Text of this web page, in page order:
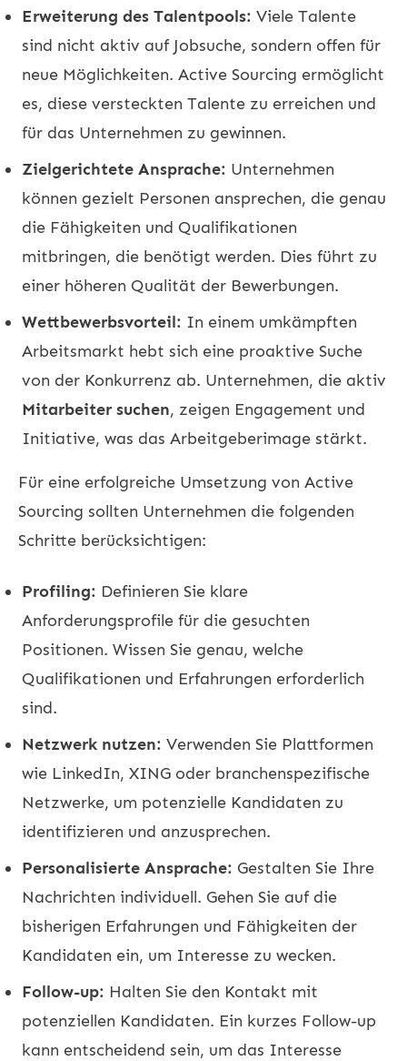
Erweiterung des Talentpools: Viele Talente
sind nicht aktiv auf Jobsuche, sondern offen für
neue Möglichkeiten. Active Sourcing ermöglicht
es, diese versteckten Talente zu erreichen und
für das Unternehmen zu gewinnen.
Zielgerichtete Ansprache: Unternehmen
können gezielt Personen ansprechen, die genau
die Fähigkeiten und Qualifikationen
mitbringen, die benötigt werden. Dies führt zu
einer höheren Qualität der Bewerbungen.
Wettbewerbsvorteil: In einem umkämpften
Arbeitsmarkt hebt sich eine proaktive Suche
von der Konkurrenz ab. Unternehmen, die aktiv
Mitarbeiter suchen, zeigen Engagement und
Initiative, was das Arbeitgeberimage stärkt.
Für eine erfolgreiche Umsetzung von Active
Sourcing sollten Unternehmen die folgenden
Schritte berücksichtigen:
Profiling: Definieren Sie klare
Anforderungsprofile für die gesuchten
Positionen. Wissen Sie genau, welche
Qualifikationen und Erfahrungen erforderlich
sind.
Netzwerk nutzen: Verwenden Sie Plattformen
wie LinkedIn, XING oder branchenspezifische
Netzwerke, um potenzielle Kandidaten zu
identifizieren und anzusprechen.
Personalisierte Ansprache: Gestalten Sie Ihre
Nachrichten individuell. Gehen Sie auf die
bisherigen Erfahrungen und Fähigkeiten der
Kandidaten ein, um Interesse zu wecken.
Follow-up: Halten Sie den Kontakt mit
potenziellen Kandidaten. Ein kurzes Follow-up
kann entscheidend sein, um das Interesse